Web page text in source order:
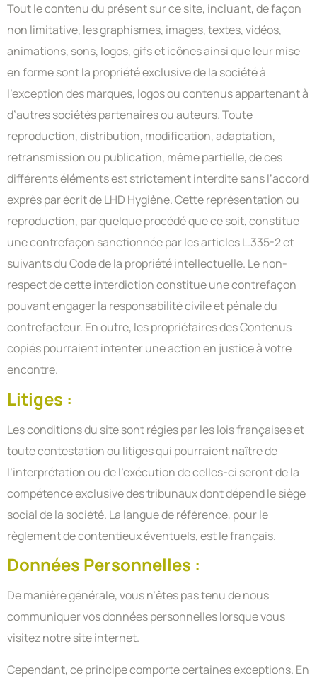
Tout le contenu du présent sur ce site, incluant, de façon
non limitative, les graphismes, images, textes, vidéos,
animations, sons, logos, gifs et icônes ainsi que leur mise
en forme sont la propriété exclusive de la société à
l’exception des marques, logos ou contenus appartenant à
d’autres sociétés partenaires ou auteurs. Toute
reproduction, distribution, modification, adaptation,
retransmission ou publication, même partielle, de ces
différents éléments est strictement interdite sans l’accord
exprès par écrit de LHD Hygiène. Cette représentation ou
reproduction, par quelque procédé que ce soit, constitue
une contrefaçon sanctionnée par les articles L.335-2 et
suivants du Code de la propriété intellectuelle. Le non-
respect de cette interdiction constitue une contrefaçon
pouvant engager la responsabilité civile et pénale du
contrefacteur. En outre, les propriétaires des Contenus
copiés pourraient intenter une action en justice à votre
encontre.
Litiges :
Les conditions du site sont régies par les lois françaises et
toute contestation ou litiges qui pourraient naître de
l’interprétation ou de l’exécution de celles-ci seront de la
compétence exclusive des tribunaux dont dépend le siège
social de la société. La langue de référence, pour le
règlement de contentieux éventuels, est le français.
Données Personnelles :
De manière générale, vous n’êtes pas tenu de nous
communiquer vos données personnelles lorsque vous
visitez notre site internet.
Cependant, ce principe comporte certaines exceptions. En